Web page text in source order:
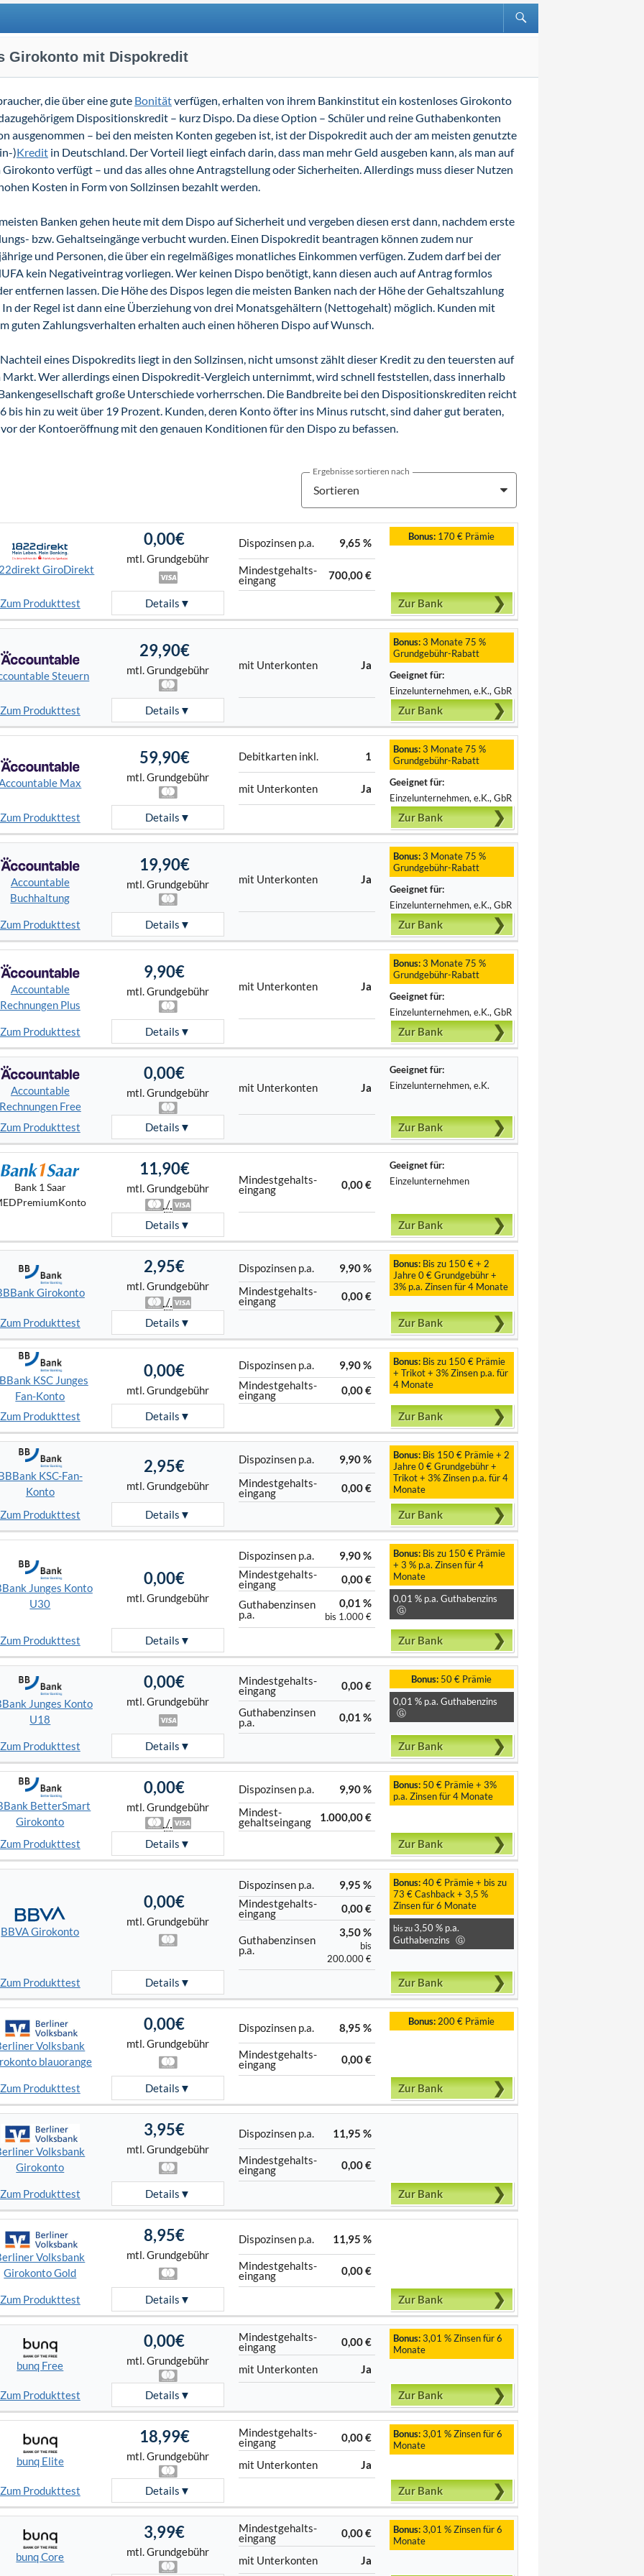
Girokonto mit Dispokredit
die über eine gute Bonitätverfügen, erhalten von ihrem Bankinstitut ein kostenloses Girokonto
Dispositionskredit – kurz Dispo. Da diese Option – Schüler und reine Guthabenkonten
ausgenommen – bei den meisten Konten gegeben ist, ist der Dispokredit auch der am meisten genutzte
)Kredit in Deutschland. Der Vorteil liegt einfach darin, dass man mehr Geld ausgeben kann, als man auf
Girokonto verfügt – und das alles ohne Antragstellung oder Sicherheiten. Allerdings muss dieser Nutzen
Kosten in Form von Sollzinsen bezahlt werden.
Banken gehen heute mit dem Dispo auf Sicherheit und vergeben diesen erst dann, nachdem erste
bzw. Gehaltseingänge verbucht wurden. Einen Dispokredit beantragen können zudem nur
und Personen, die über ein regelmäßiges monatliches Einkommen verfügen. Zudem darf bei der
kein Negativeintrag vorliegen. Wer keinen Dispo benötigt, kann diesen auch auf Antrag formlos
entfernen lassen. Die Höhe des Dispos legen die meisten Banken nach der Höhe der Gehaltszahlung
In der Regel ist dann eine Überziehung von drei Monatsgehältern (Nettogehalt) möglich. Kunden mit
guten Zahlungsverhalten erhalten auch einen höheren Dispo auf Wunsch.
eines Dispokredits liegt in den Sollzinsen, nicht umsonst zählt dieser Kredit zu den teuersten auf
Markt. Wer allerdings einen Dispokredit-Vergleich unternimmt, wird schnell feststellen, dass innerhalb
große Unterschiede vorherrschen. Die Bandbreite bei den Dispositionskrediten reicht
bis hin zu weit über 19 Prozent. Kunden, deren Konto öfter ins Minus rutscht, sind daher gut beraten,
der Kontoeröffnung mit den genauen Konditionen für den Dispo zu befassen.
Ergebnisse sortieren nach
GiroDirekt
0,00€
mtl. Grundgebühr
Dispo­zinsen p.a. 9,65 %
Mindest­gehalts­
eingang 700,00 €
Bonus: 170 € Prämie
Zum Produkttest Details Zur Bank
Steuern
29,90€
mtl. Grundgebühr mit Unterkonten Ja
Bonus:3 Monate 75 %
Grundgebühr-Rabatt
Geeignet für:
Einzelunternehmen, e.K., GbR
Zum Produkttest Details Zur Bank
Max
59,90€
mtl. Grundgebühr
Debitkarten inkl. 1
mit Unterkonten Ja
Bonus:3 Monate 75 %
Grundgebühr-Rabatt
Geeignet für:
Einzelunternehmen, e.K., GbR
Zum Produkttest Details Zur Bank
Accountable
Buchhaltung
19,90€
mtl. Grundgebühr mit Unterkonten Ja
Bonus:3 Monate 75 %
Grundgebühr-Rabatt
Geeignet für:
Einzelunternehmen, e.K., GbR
Zum Produkttest Details Zur Bank
Accountable
Rechnungen Plus
9,90€
mtl. Grundgebühr mit Unterkonten Ja
Bonus:3 Monate 75 %
Grundgebühr-Rabatt
Geeignet für:
Einzelunternehmen, e.K., GbR
Zum Produkttest Details Zur Bank
Accountable
Free
0,00€
mtl. Grundgebühr mit Unterkonten Ja
Geeignet für:
Einzelunternehmen, e.K.
Zum Produkttest Details Zur Bank
Bank 1 Saar
11,90€
mtl. Grundgebühr
/
Mindest­gehalts­
eingang 0,00 €
Geeignet für:
Einzelunternehmen
Details Zur Bank
Girokonto
2,95€
mtl. Grundgebühr
/
Dispo­zinsen p.a.
9,90 %
Mindest­gehalts­
eingang 0,00 €
Bonus:Bis zu 150 € + 2
Jahre 0 € Grundgebühr +
3% p.a. Zinsen für 4 Monate
Zum Produkttest Details Zur Bank
KSC Junges
Fan-Konto
0,00€
mtl. Grundgebühr
Dispo­zinsen p.a.
9,90 %
Mindest­gehalts­
eingang 0,00 €
Bonus:Bis zu 150 € Prämie
+ Trikot + 3% Zinsen p.a. für
4 Monate
Zum Produkttest Details Zur Bank
KSC-Fan-
Konto
2,95€
mtl. Grundgebühr
Dispo­zinsen p.a.
9,90 %
Mindest­gehalts­
eingang 0,00 €
Bonus:Bis 150 € Prämie + 2
Jahre 0 € Grundgebühr +
Trikot + 3% Zinsen p.a. für 4
Monate
Zum Produkttest Details Zur Bank
Junges Konto
U30
0,00€
mtl. Grundgebühr
Dispo­zinsen p.a.
9,90 %
Mindest­gehalts­
eingang
0,00 €
Guthaben­zinsen
p.a.
0,01 %
bis 1.000 €
Bonus:Bis zu 150 € Prämie
+ 3 % p.a. Zinsen für 4
Monate
0,01 % p.a. Guthabenzins
Ⓖ
Zum Produkttest Details Zur Bank
Junges Konto
U18
0,00€
mtl. Grundgebühr
Mindest­gehalts­
eingang 0,00 €
Guthaben­zinsen
p.a. 0,01 %
Bonus: 50 € Prämie
0,01 % p.a. Guthabenzins
Ⓖ
Zum Produkttest Details Zur Bank
BetterSmart
Girokonto
0,00€
mtl. Grundgebühr
/
Dispo­zinsen p.a.
9,90 %
Mindest­
gehalts­eingang 1.000,00 €
Bonus:50 € Prämie + 3%
p.a. Zinsen für 4 Monate
Zum Produkttest Details Zur Bank
BBVA Girokonto
0,00€
mtl. Grundgebühr
Dispo­zinsen p.a.
9,95 %
Mindest­gehalts­
eingang 0,00 €
Guthaben­zinsen
p.a.
3,50 %
bis
200.000 €
Bonus:40 € Prämie + bis zu
73 € Cashback + 3,5 %
Zinsen für 6 Monate
bis zu3,50 % p.a.
Guthabenzins Ⓖ
Zum Produkttest Details Zur Bank
Volksbank
blauorange
0,00€
mtl. Grundgebühr
Dispo­zinsen p.a. 8,95 %
Mindest­gehalts­
eingang 0,00 €
Bonus: 200 € Prämie
Zum Produkttest Details Zur Bank
Volksbank
Girokonto
3,95€
mtl. Grundgebühr
Dispo­zinsen p.a. 11,95 %
Mindest­gehalts­
eingang 0,00 €
Zum Produkttest Details Zur Bank
Volksbank
Girokonto Gold
8,95€
mtl. Grundgebühr
Dispo­zinsen p.a. 11,95 %
Mindest­gehalts­
eingang 0,00 €
Zum Produkttest Details Zur Bank
bunq Free
0,00€
mtl. Grundgebühr
Mindest­gehalts­
eingang 0,00 €
mit Unterkonten Ja
Bonus:3,01 % Zinsen für 6
Monate
Zum Produkttest Details Zur Bank
bunq Elite
18,99€
mtl. Grundgebühr
Mindest­gehalts­
eingang 0,00 €
mit Unterkonten Ja
Bonus:3,01 % Zinsen für 6
Monate
Zum Produkttest Details Zur Bank
bunq Core
3,99€
mtl. Grundgebühr
Mindest­gehalts­
eingang 0,00 €
mit Unterkonten Ja
Bonus:3,01 % Zinsen für 6
Monate